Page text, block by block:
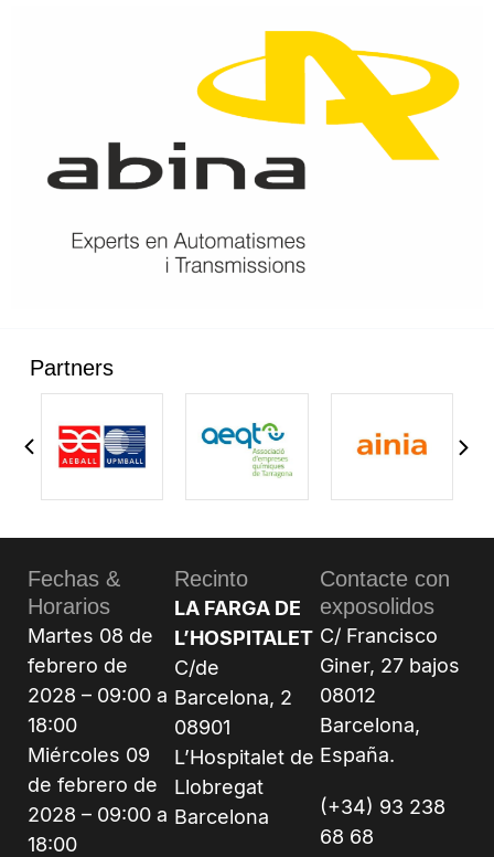
Partners
Fechas &
Horarios
Martes 08 de
febrero de
2028 – 09:00 a
18:00
Miércoles 09
de febrero de
2028 – 09:00 a
18:00
Recinto
LA FARGA DE
L’HOSPITALET
C/de
Barcelona, 2
08901
L’Hospitalet de
Llobregat
Barcelona
Contacte con
exposolidos
C/ Francisco
Giner, 27 bajos
08012
Barcelona,
España.
(+34) 93 238
68 68